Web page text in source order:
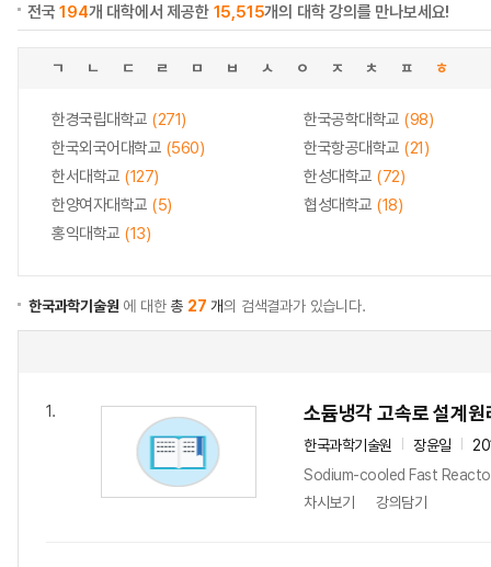
전국194개 대학에서 제공한 15,515개의 대학 강의를 만나보세요!
ㄱ ㄴ ㄷ ㄹ ㅁ ㅂ ㅅ ㅇ ㅈ ㅊ ㅍ ㅎ
한경국립대학교 (271) 한국공학대학교 (98)
한국외국어대학교 (560) 한국항공대학교 (21)
한서대학교 (127) 한성대학교 (72)
한양여자대학교 (5) 협성대학교 (18)
홍익대학교 (13)
한국과학기술원 에 대한총 27 개의 검색결과가 있습니다.
1. 소듐냉각 고속로 설계원
한국과학기술원 장윤일
Sodium-cooled Fast
차시보기
강의담기